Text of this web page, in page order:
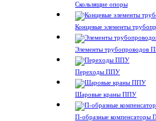
Скользящие опоры
Концевые элементы
Элементы трубопроводов
Переходы ППУ
Шаровые краны ППУ
П-образные компенсаторы